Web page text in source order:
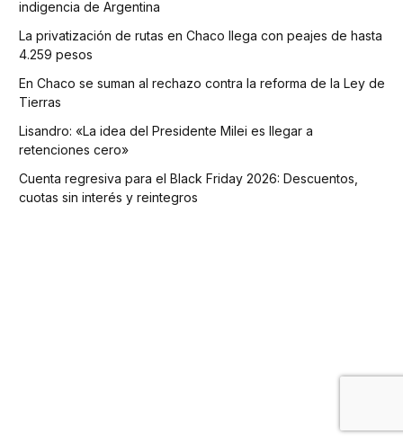
indigencia de Argentina
La privatización de rutas en Chaco llega con peajes de hasta
4.259 pesos
En Chaco se suman al rechazo contra la reforma de la Ley de
Tierras
Lisandro: «La idea del Presidente Milei es llegar a
retenciones cero»
Cuenta regresiva para el Black Friday 2026: Descuentos,
cuotas sin interés y reintegros